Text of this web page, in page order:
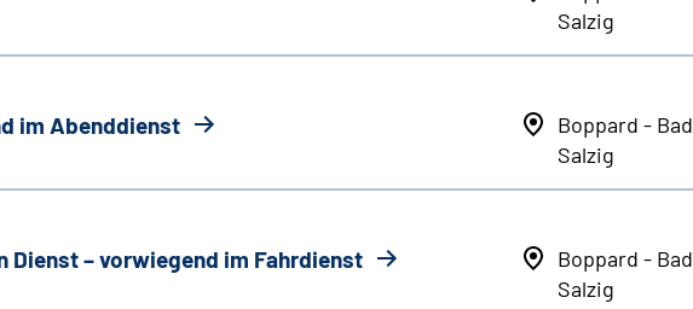
Salzig
im Abenddienst
Boppard - Bad
Salzig
Dienst – vorwiegend im Fahrdienst
Boppard - Bad
Salzig